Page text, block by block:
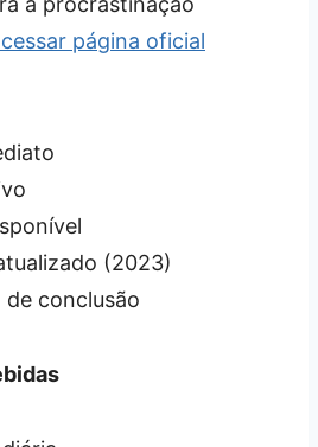
página oficial
(2023)
conclusão